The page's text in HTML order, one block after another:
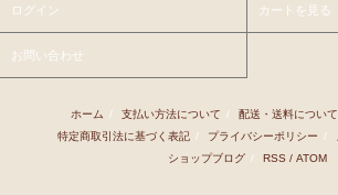
ログイン カートを見る
お問い合わせ
ホーム / 支払い方法について / 配送・送料について
特定商取引法に基づく表記 / プライバシーポリシー /
ショップブログ / RSS / ATOM